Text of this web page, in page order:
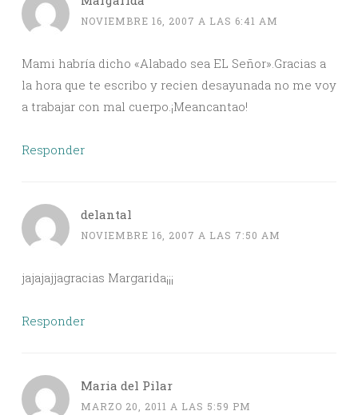
NOVIEMBRE 16, 2007 A LAS 6:41 AM
Mami habría dicho «Alabado sea EL Señor».Gracias a
la hora que te escribo y recien desayunada no me voy
a trabajar con mal cuerpo.¡Meancantao!
Responder
delantal
NOVIEMBRE 16, 2007 A LAS 7:50 AM
jajajajjagracias Margarida¡¡¡
Responder
Maria del Pilar
MARZO 20, 2011 A LAS 5:59 PM